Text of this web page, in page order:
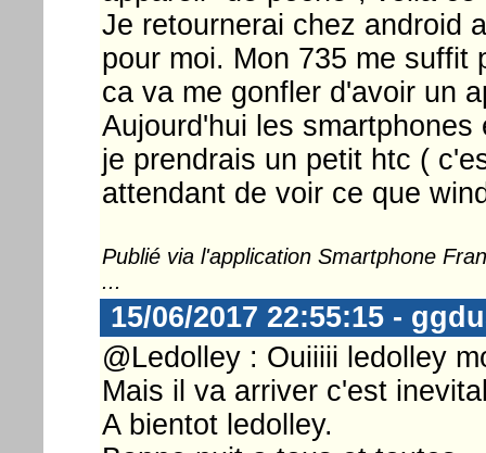
Je retournerai chez android
pour moi. Mon 735 me suffit
ca va me gonfler d'avoir un
Aujourd'hui les
je prendrais un petit htc (
attendant de voir ce que
Publié via l'application Smartphone
...
15/06/2017 22:55:15 -
@Ledolley : Ouiiiii ledolley
Mais il va arriver c'est
A bientot ledolley.